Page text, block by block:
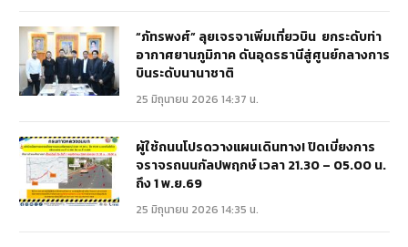
“ภัทรพงศ์” ลุยเจรจาเพิ่มเที่ยวบิน ยกระดับท่า
อากาศยานภูมิภาค ดันอุดรธานีสู่ศูนย์กลางการ
บินระดับนานาชาติ
25 มิถุนายน 2026 14:37 น.
ผู้ใช้ถนนโปรดวางแผนเดินทาง! ปิดเบี่ยงการ
จราจรถนนกัลปพฤกษ์ เวลา 21.30 – 05.00 น.
ถึง 1 พ.ย.69
25 มิถุนายน 2026 14:35 น.